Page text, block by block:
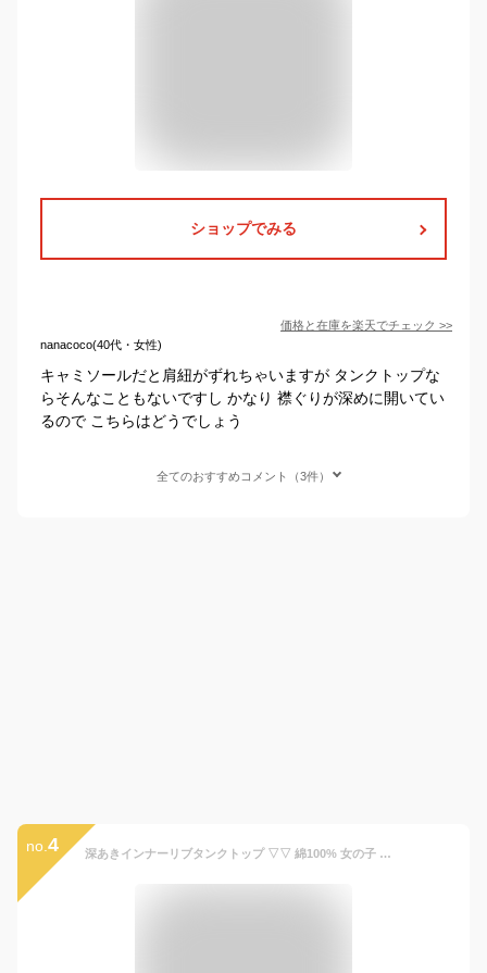
ショップでみる
価格と在庫を楽天でチェック >>
nanacoco(40代・女性)
キャミソールだと肩紐がずれちゃいますが タンクトップな
らそんなこともないですし かなり 襟ぐりが深めに開いてい
るので こちらはどうでしょう
全てのおすすめコメント（3件）
no. 4 深あきインナーリブタンクトップ ▽▽ 綿100% 女の子 アプレレクール 子供服 キッズ ベビー 肌着 下着 アンダーウェア ハート りぼん 無地 おしゃれ かわいい かくれんぼインナー エフオー FO △△ v153055